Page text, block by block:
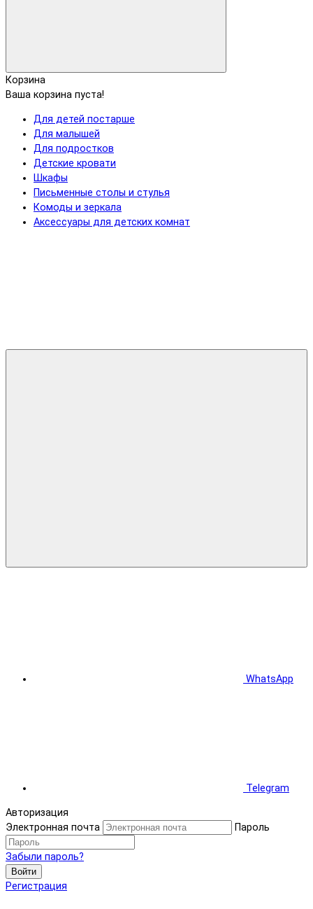
Корзина
Ваша корзина пуста!
Для детей постарше
Для малышей
Для подростков
Детские кровати
Шкафы
Письменные столы и стулья
Комоды и зеркала
Аксессуары для детских комнат
WhatsApp
Telegram
Авторизация
Электронная почта
Пароль
Забыли пароль?
Войти
Регистрация